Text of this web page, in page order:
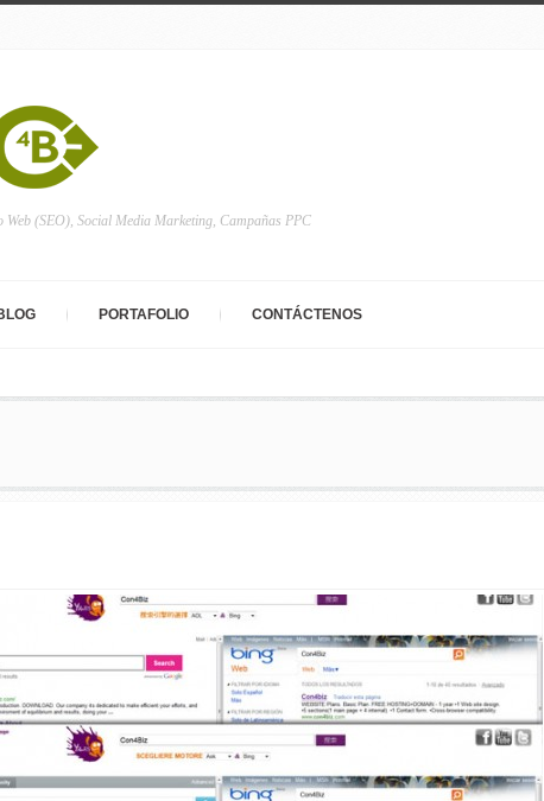
Web (SEO), Social Media Marketing, Campañas PPC
PORTAFOLIO CONTÁCTENOS